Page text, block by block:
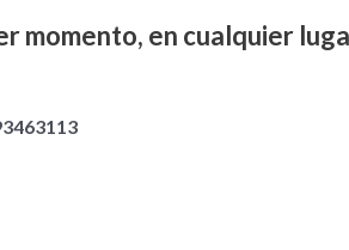
momento, en cualquier